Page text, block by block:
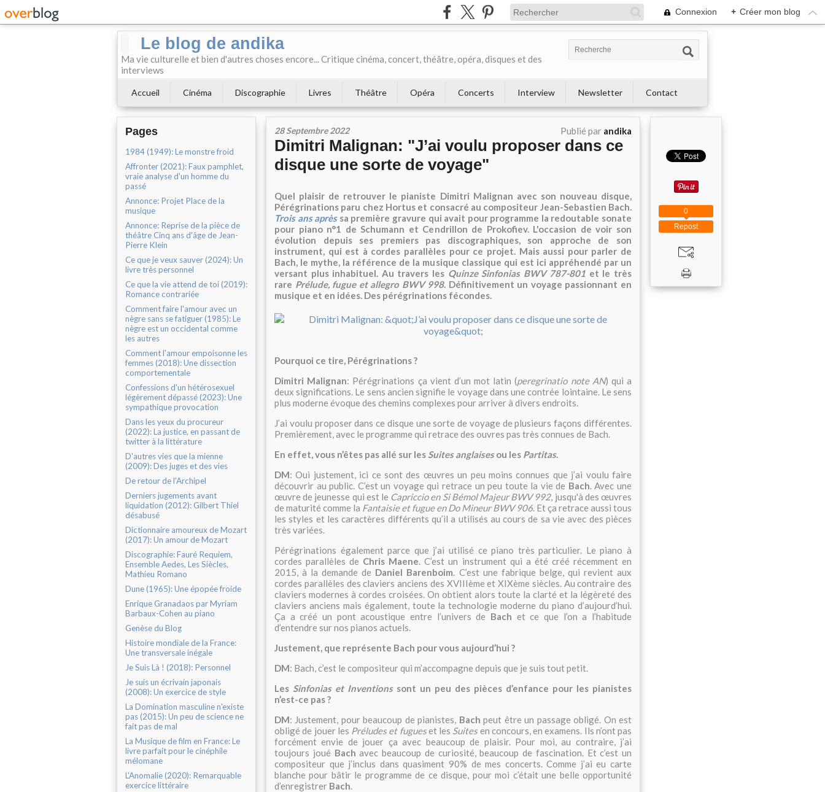
Connexion + Créer mon blog
Le blog de andika
Ma vie culturelle et bien d'autres choses encore... Critique cinéma, concert, théâtre, opéra, disques et des
interviews
Accueil Cinéma Discographie Livres Théâtre Opéra Concerts Interview Newsletter Contact
Pages
1984 (1949): Le monstre froid
Affronter (2021): Faux pamphlet,
vraie analyse d'un homme du
passé
Annonce: Projet Place de la
musique
Annonce: Reprise de la pièce de
théâtre Cinq ans d'âge de Jean-
Pierre Klein
Ce que je veux sauver (2024): Un
livre très personnel
Ce que la vie attend de toi (2019):
Romance contrariée
Comment faire l'amour avec un
nègre sans se fatiguer (1985): Le
nègre est un occidental comme
les autres
Comment l'amour empoisonne les
femmes (2018): Une dissection
comportementale
Confessions d'un hétérosexuel
légèrement dépassé (2023): Une
sympathique provocation
Dans les yeux du procureur
(2022): La justice, en passant de
twitter à la littérature
D'autres vies que la mienne
(2009): Des juges et des vies
De retour de l'Archipel
Derniers jugements avant
liquidation (2012): Gilbert Thiel
désabusé
Dictionnaire amoureux de Mozart
(2017): Un amour de Mozart
Discographie: Fauré Requiem,
Ensemble Aedes, Les Siècles,
Mathieu Romano
Dune (1965): Une épopée froide
Enrique Granadaos par Myriam
Barbaux-Cohen au piano
Genèse du Blog
Histoire mondiale de la France:
Une transversale inégale
Je Suis Là ! (2018): Personnel
Je suis un écrivain japonais
(2008): Un exercice de style
La Domination masculine n'existe
pas (2015): Un peu de science ne
fait pas de mal
La Musique de film en France: Le
livre parfait pour le cinéphile
mélomane
L'Anomalie (2020): Remarquable
exercice littéraire
28 Septembre 2022 Publié par andika
Dimitri Malignan: "J’ai voulu proposer dans ce
disque une sorte de voyage"
Quel plaisir de retrouver le pianiste Dimitri Malignan avec son nouveau disque,
Pérégrinations paru chez Hortus et consacré au compositeur Jean-Sebastien Bach.
Trois ans aprèssa première gravure qui avait pour programme la redoutable sonate
pour piano n°1 de Schumann et Cendrillon de Prokofiev. L'occasion de voir son
évolution depuis ses premiers pas discographiques, son approche de son
instrument, qui est à cordes parallèles pour ce projet. Mais aussi pour parler de
Bach, le mythe, la référence de la musique classique qui est ici appréhendé par un
versant plus inhabituel. Au travers les Quinze Sinfonias BWV 787-801 et le très
rare Prélude, fugue et allegro BWV 998. Définitivement un voyage passionnant en
musique et en idées. Des pérégrinations fécondes.
Pourquoi ce tire, Pérégrinations ?
Dimitri Malignan: Pérégrinations ça vient d’un mot latin (peregrinatio note AN) qui a
deux significations. Le sens ancien signifie le voyage dans une contrée lointaine. Le sens
plus moderne évoque des chemins complexes pour arriver à divers endroits.
J’ai voulu proposer dans ce disque une sorte de voyage de plusieurs façons différentes.
Premièrement, avec le programme qui retrace des ouvres pas très connues de Bach.
En effet, vous n’êtes pas allé sur les Suites anglaisesou les Partitas.
DM: Oui justement, ici ce sont des œuvres un peu moins connues que j’ai voulu faire
découvrir au public. C’est un voyage qui retrace un peu toute la vie de Bach. Avec une
œuvre de jeunesse qui est le Capriccio en Si Bémol Majeur BWV 992, jusqu'à des œuvres
de maturité comme la Fantaisie et fugue en Do Mineur BWV 906. Et ça retrace aussi tous
les styles et les caractères différents qu’il a utilisés au cours de sa vie avec des pièces
très variées.
Pérégrinations également parce que j’ai utilisé ce piano très particulier. Le piano à
cordes parallèles de Chris Maene. C’est un instrument qui a été créé récemment en
2015, à la demande de Daniel Barenboim. C’est une fabrique belge, qui revient aux
cordes parallèles des claviers anciens des XVIIIème et XIXème siècles. Au contraire des
claviers modernes à cordes croisées. On obtient alors toute la clarté et la légèreté des
claviers anciens mais également, toute la technologie moderne du piano d’aujourd’hui.
Ça a créé un pont acoustique entre l’univers de Bach et ce que l’on a l’habitude
d’entendre sur nos pianos actuels.
Justement, que représente Bach pour vous aujourd’hui ?
DM: Bach, c’est le compositeur qui m’accompagne depuis que je suis tout petit.
Les Sinfonias et Inventionssont un peu des pièces d’enfance pour les pianistes
n’est-ce pas ?
DM: Justement, pour beaucoup de pianistes, Bach peut être un passage obligé. On est
obligé de jouer les Préludes et fugueset les Suites en concours, en examens. Ils n’ont pas
forcément envie de jouer ça avec beaucoup de plaisir. Pour moi, au contraire, j’ai
toujours joué Bach avec beaucoup de curiosité, beaucoup de fascination. Et c’est un
compositeur que j’inclus dans quasiment 90% de mes concerts. Comme j’ai eu carte
blanche pour bâtir le programme de ce disque, pour moi c’était une belle opportunité
d’enregistrer Bach.
Repost
0